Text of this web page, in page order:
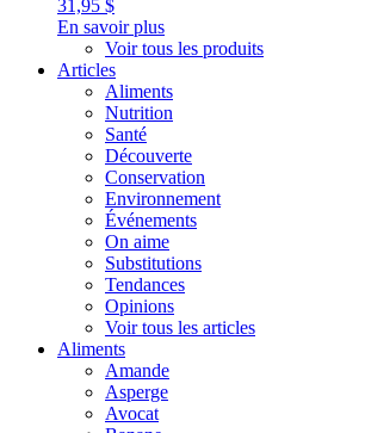
31,95 $
En savoir plus
Voir tous les produits
Articles
Aliments
Nutrition
Santé
Découverte
Conservation
Environnement
Événements
On aime
Substitutions
Tendances
Opinions
Voir tous les articles
Aliments
Amande
Asperge
Avocat